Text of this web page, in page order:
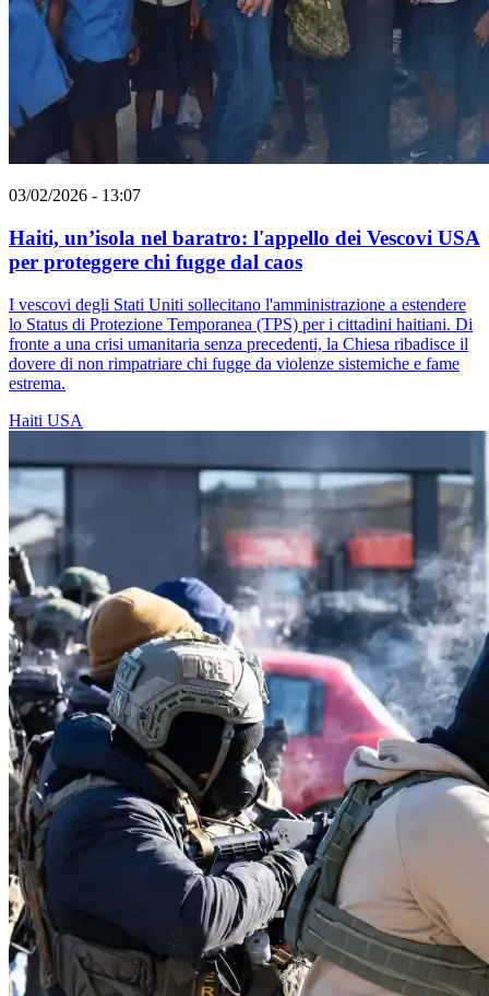
03/02/2026 - 13:07
Haiti, un’isola nel baratro: l'appello dei Vescovi USA
per proteggere chi fugge dal caos
I vescovi degli Stati Uniti sollecitano l'amministrazione a estendere
lo Status di Protezione Temporanea (TPS) per i cittadini haitiani. Di
fronte a una crisi umanitaria senza precedenti, la Chiesa ribadisce il
dovere di non rimpatriare chi fugge da violenze sistemiche e fame
estrema.
Haiti USA